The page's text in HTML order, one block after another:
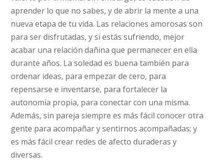
aprender lo que no sabes, y de abrir la mente a una
nueva etapa de tu vida. Las relaciones amorosas son
para ser disfrutadas, y si estás sufriendo, mejor
acabar una relación dañina que permanecer en ella
durante años. La soledad es buena también para
ordenar ideas, para empezar de cero, para
repensarse e inventarse, para fortalecer la
autonomía propia, para conectar con una misma.
Además, sin pareja siempre es más fácil conocer otra
gente para acompañar y sentirnos acompañadas; y
es más fácil crear redes de afecto duraderas y
diversas.